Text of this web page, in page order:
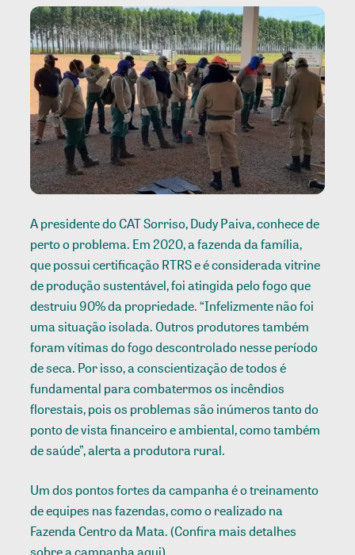
A presidente do CAT Sorriso, Dudy Paiva, conhece de
perto o problema. Em 2020, a fazenda da família,
que possui certificação RTRS e é considerada vitrine
de produção sustentável, foi atingida pelo fogo que
destruiu 90% da propriedade. “Infelizmente não foi
uma situação isolada. Outros produtores também
foram vítimas do fogo descontrolado nesse período
de seca. Por isso, a conscientização de todos é
fundamental para combatermos os incêndios
florestais, pois os problemas são inúmeros tanto do
ponto de vista financeiro e ambiental, como também
de saúde”, alerta a produtora rural.
Um dos pontos fortes da campanha é o treinamento
de equipes nas fazendas, como o realizado na
Fazenda Centro da Mata. (Confira mais detalhes